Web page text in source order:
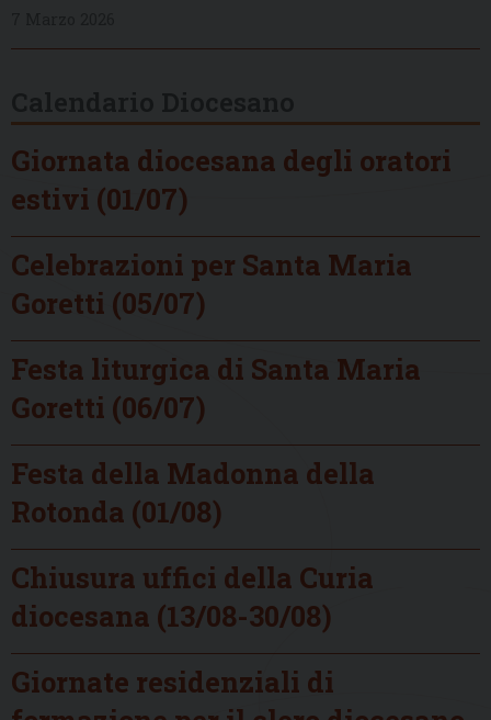
Giornata diocesana degli oratori
estivi (01/07)
Celebrazioni per Santa Maria
Goretti (05/07)
Festa liturgica di Santa Maria
Goretti (06/07)
Festa della Madonna della
Rotonda (01/08)
Chiusura uffici della Curia
diocesana (13/08-30/08)
Giornate residenziali di